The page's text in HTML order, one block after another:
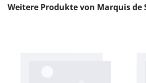
Produktgalerie überspringen
Weitere Produkte von Marquis de